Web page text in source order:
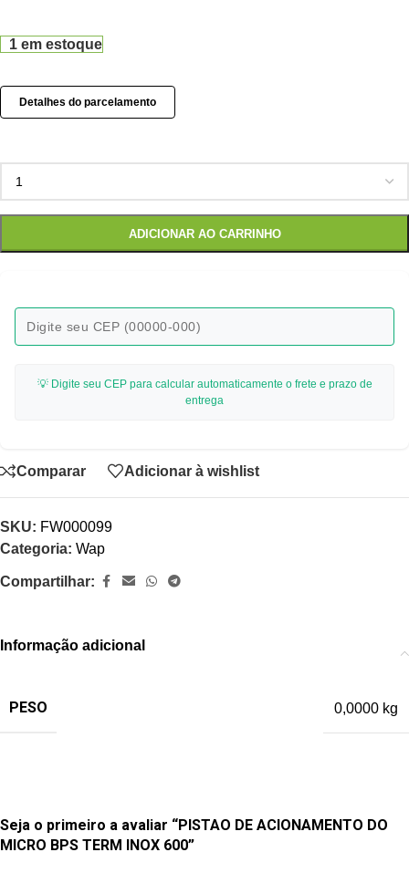
1 em estoque
Detalhes do parcelamento
ADICIONAR AO CARRINHO
💡 Digite seu CEP para calcular automaticamente o frete e prazo de
entrega
Comparar Adicionar à wishlist
SKU: FW000099
Categoria: Wap
Compartilhar:
Informação adicional
PESO 0,0000 kg
Seja o primeiro a avaliar “PISTAO DE ACIONAMENTO DO
MICRO BPS TERM INOX 600”